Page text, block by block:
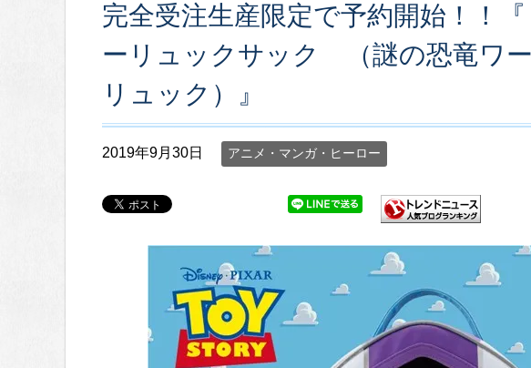
完全受注生産限定で予約開始！！
ーリュックサック （謎の恐竜ワ
リュック）』
2019年9月30日 アニメ・マンガ・ヒーロー